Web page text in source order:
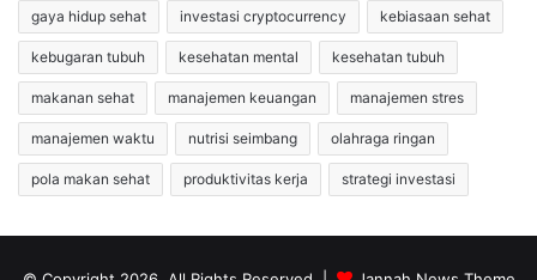
gaya hidup sehat investasi cryptocurrency kebiasaan sehat
kebugaran tubuh kesehatan mental kesehatan tubuh
makanan sehat manajemen keuangan manajemen stres
manajemen waktu nutrisi seimbang olahraga ringan
pola makan sehat produktivitas kerja strategi investasi